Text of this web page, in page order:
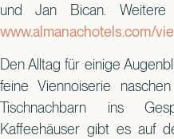
und Jan Bican. Weitere
www.almanachotels.com/
Den Alltag für einige
feine Viennoiserie
Tischnachbarn ins
Kaffeehäuser gibt es auf